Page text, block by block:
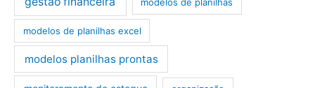
modelos de planilhas
modelos de planilhas excel
modelos planilhas prontas